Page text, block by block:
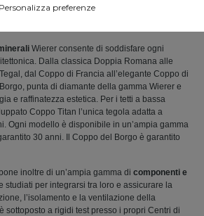
Personalizza preferenze
e nelle soluzioni per coperture e affermandosi
Wierer consente di soddisfare ogni
Dalla classica Doppia Romana alle
dal Coppo di Francia all’elegante Coppo di
punta di diamante della gamma Wierer e
e raffinatezza estetica. Per i tetti a bassa
Coppo Titan l’unica tegola adatta a
Ogni modello è disponibile in un’ampia gamma
30 anni. Il Coppo del Borgo è garantito
inoltre di un’ampia gamma di componenti e
studiati per integrarsi tra loro e assicurare la
l’isolamento e la ventilazione della
sottoposto a rigidi test presso i propri Centri di